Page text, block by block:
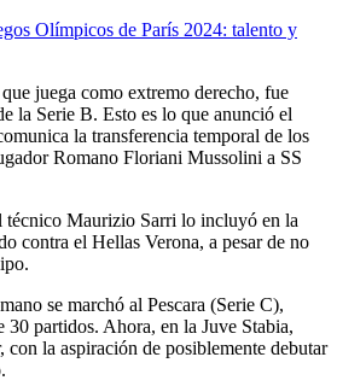
Olímpicos de París 2024: talento y
juega como extremo derecho, fue
la Serie B. Esto es lo que anunció el
la transferencia temporal de los
Romano Floriani Mussolini a SS
técnico Maurizio Sarri lo incluyó en la
contra el Hellas Verona, a pesar de no
se marchó al Pescara (Serie C),
30 partidos. Ahora, en la Juve Stabia,
con la aspiración de posiblemente debutar